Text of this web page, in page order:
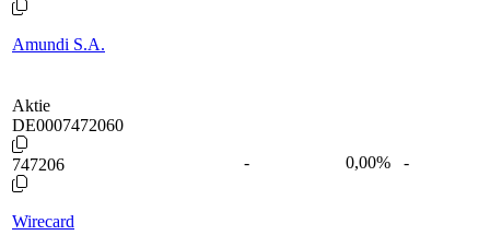
Amundi S.A.
Aktie
DE0007472060
747206
Wirecard
- 0,00% -